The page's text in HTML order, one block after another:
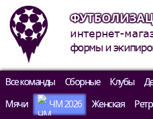
интернет-
формы и
Все команды Сборные Клубы
Мячи
ЧМ 2026 Женская